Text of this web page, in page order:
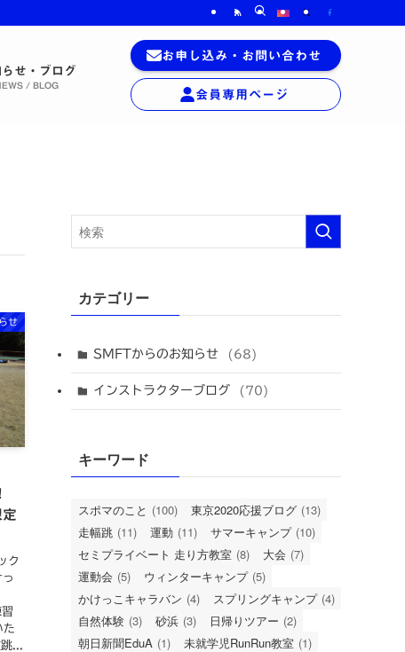
せ・ブログ
/ BLOG
お申し込み ・ お問い合わせ
会員専用 ページ
せ
ク
た
...
カテゴリー
SMFTからのお知らせ (68)
インストラクターブログ (70)
キーワード
スポマのこと (100) 東京2020応援ブログ (13)
走幅跳 (11) 運動 (11) サマーキャンプ (10)
セミプライベート 走り方教室 (8) 大会 (7)
運動会 (5) ウィンターキャンプ (5)
かけっこキャラバン (4) スプリングキャンプ (4)
自然体験 (3) 砂浜 (3) 日帰りツアー (2)
朝日新聞EduA (1) 未就学児RunRun教室 (1)